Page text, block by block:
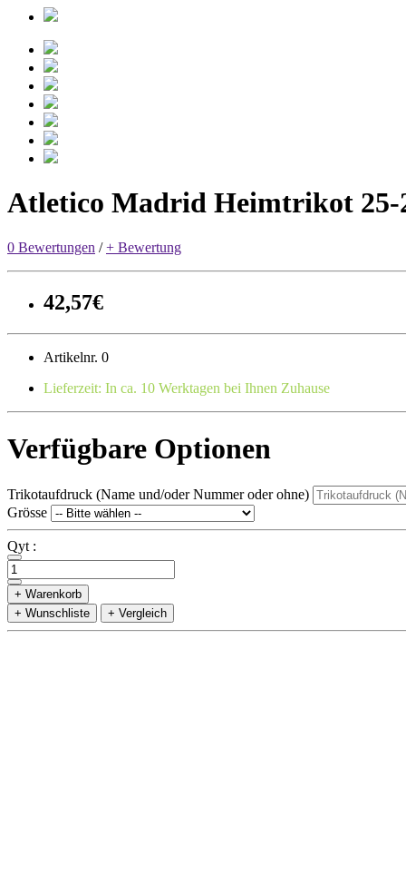
Atletico Madrid Heimtrikot 25-
0 Bewertungen /+ Bewertung
42,57€
Artikelnr. 0
Lieferzeit: In ca. 10 Werktagen bei Ihnen Zuhause
Verfügbare Optionen
Trikotaufdruck (Name und/oder Nummer oder ohne)
Grösse
Qyt :
+ Warenkorb
+ Wunschliste
+ Vergleich